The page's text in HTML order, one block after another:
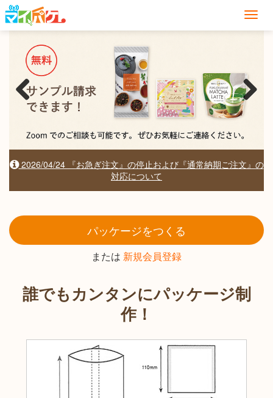
ナ
ビ
く
Previous Next
2026/04/24 『お急ぎ注文』の停止および『通常納期ご注文』の
対応について
パッケージをつくる
または 新規会員登録
誰でもカンタンにパッケージ制
作！